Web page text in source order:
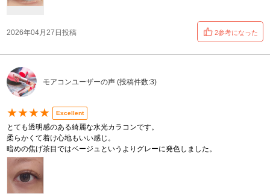
2026年04月27日投稿 2参考になった
モアコンユーザーの声 (投稿件数:3)
★★★★ Excellent
とても透明感のある綺麗な水光カラコンです。
柔らかくて着け心地もいい感じ。
暗めの焦げ茶目ではベージュというよりグレーに発色しました。